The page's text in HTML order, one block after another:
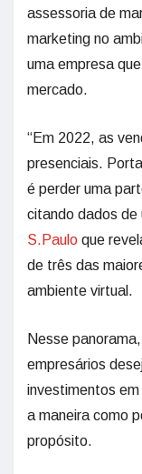
assessoria de
marketing no
uma empresa
mercado.
“Em 2022, as
presenciais.
é perder uma
citando dados
S.Paulo que
de três das
ambiente virtual.
Nesse
empresários
investimentos
a maneira como
propósito.